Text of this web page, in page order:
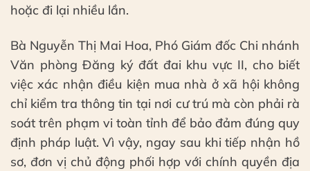
hoặc đi lại nhiều lần.
Bà Nguyễn Thị Mai Hoa, Phó Giám đốc Chi nhánh
Văn phòng Đăng ký đất đai khu vực II, cho biết
việc xác nhận điều kiện mua nhà ở xã hội không
chỉ kiểm tra thông tin tại nơi cư trú mà còn phải rà
soát trên phạm vi toàn tỉnh để bảo đảm đúng quy
định pháp luật. Vì vậy, ngay sau khi tiếp nhận hồ
sơ, đơn vị chủ động phối hợp với chính quyền địa